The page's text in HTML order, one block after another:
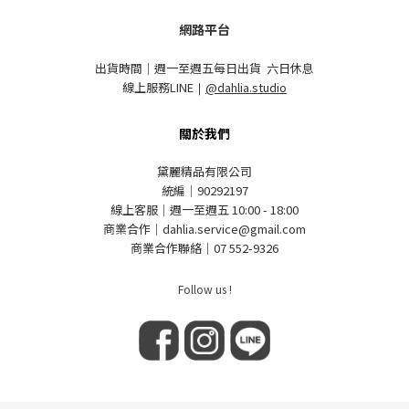
網路平台
出貨時間｜週一至週五每日出貨 六日休息
線上服務LINE ｜ @dahlia.studio
關於我們
黛麗精品有限公司
統編｜90292197
線上客服｜週一至週五 10:00 - 18:00
商業合作｜dahlia.service@gmail.com
商業合作聯絡｜07 552-9326
Follow us !